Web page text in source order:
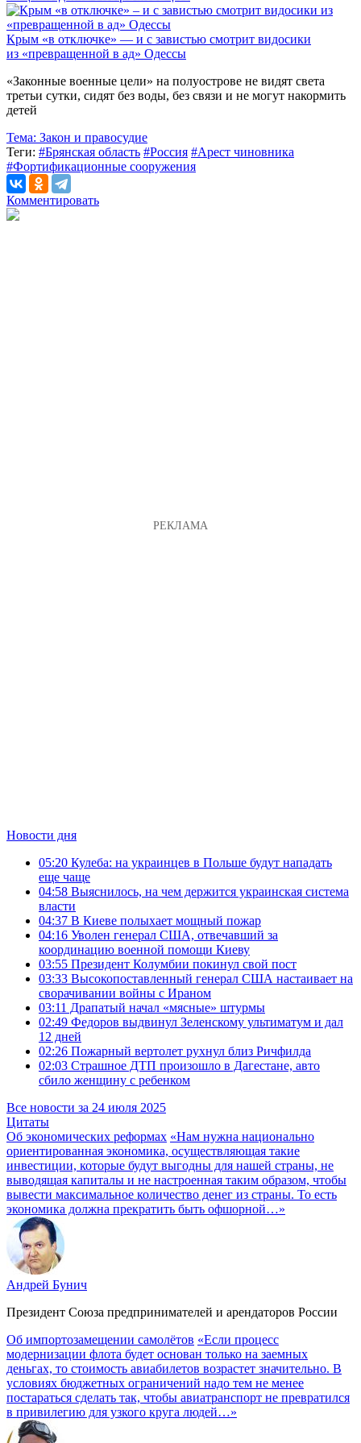
Крым «в отключке» — и с завистью смотрит видосики
из «превращенной в ад» Одессы
«Законные военные цели» на полуострове не видят света
третьи сутки, сидят без воды, без связи и не могут накормить
детей
Тема: Закон и правосудие
Теги: #Брянская область #Россия #Арест чиновника
#Фортификационные сооружения
Комментировать
Новости дня
05:20 Кулеба: на украинцев в Польше будут нападать
еще чаще
04:58 Выяснилось, на чем держится украинская система
власти
04:37 В Киеве полыхает мощный пожар
04:16 Уволен генерал США, отвечавший за
координацию военной помощи Киеву
03:55 Президент Колумбии покинул свой пост
03:33 Высокопоставленный генерал США настаивает на
сворачивании войны с Ираном
03:11 Драпатый начал «мясные» штурмы
02:49 Федоров выдвинул Зеленскому ультиматум и дал
12 дней
02:26 Пожарный вертолет рухнул близ Ричфилда
02:03 Страшное ДТП произошло в Дагестане, авто
сбило женщину с ребенком
Все новости за 24 июля 2025
Цитаты
Об экономических реформах «Нам нужна национально
ориентированная экономика, осуществляющая такие
инвестиции, которые будут выгодны для нашей страны, не
выводящая капиталы и не настроенная таким образом, чтобы
вывести максимальное количество денег из страны. То есть
экономика должна прекратить быть офшорной…»
Андрей Бунич
Президент Союза предпринимателей и арендаторов России
Об импортозамещении самолётов «Если процесс
модернизации флота будет основан только на заемных
деньгах, то стоимость авиабилетов возрастет значительно. В
условиях бюджетных ограничений надо тем не менее
постараться сделать так, чтобы авиатранспорт не превратился
в привилегию для узкого круга людей…»